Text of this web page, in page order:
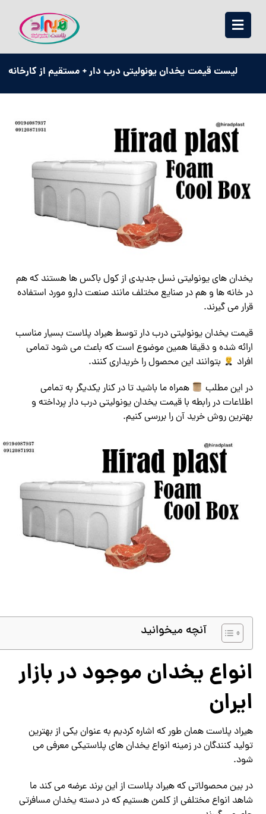
لیست قیمت یخدان یونولیتی درب دار + مستقیم از کارخانه
یخدان های یونولیتی نسل جدیدی از کول باکس ها هستند که هم
در خانه ها و هم در صنایع مختلف مانند صنعت دارو مورد استفاده
قرار می گیرند.
قیمت یخدان یونولیتی درب دار توسط هیراد پلاست بسیار مناسب
ارائه شده و دقیقا همین موضوع است که باعث می شود تمامی
افراد
بتوانند این محصول را خریداری کنند.
در این مطلب
همراه ما باشید تا در کنار یکدیگر به تمامی
اطلاعات در رابطه با قیمت یخدان یونولیتی درب دار پرداخته و
بهترین روش خرید آن را بررسی کنیم.
آنچه میخوانید
انواع یخدان موجود در بازار
ایران
هیراد پلاست همان طور که اشاره کردیم به عنوان یکی از بهترین
تولید کنندگان در زمینه انواع یخدان های پلاستیکی معرفی می
شود.
در بین محصولاتی که هیراد پلاست از این برند عرضه می کند ما
شاهد انواع مختلفی از کلمن هستیم که در دسته یخدان مسافرتی